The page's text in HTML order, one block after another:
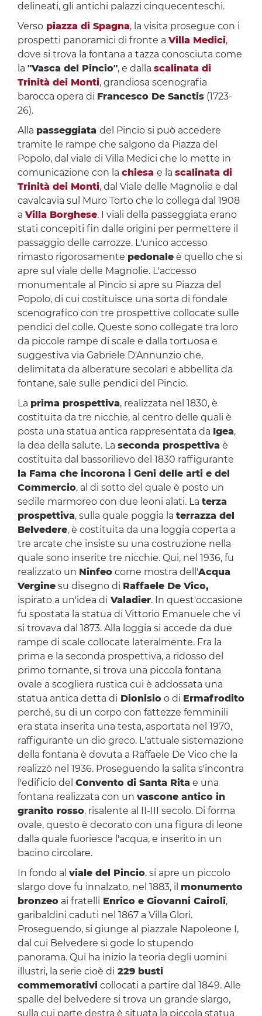
delineati, gli antichi palazzi cinquecenteschi.
Versopiazza di Spagna, la visita prosegue con i
prospetti panoramici di fronte a Villa Medici,
dove si trova la fontana a tazza conosciuta come
la "Vasca del Pincio", e dalla scalinata di
Trinità dei Monti, grandiosa scenografia
barocca opera di Francesco De Sanctis(1723-
26).
Alla passeggiata del Pincio si può accedere
tramite le rampe che salgono da Piazza del
Popolo, dal viale di Villa Medici che lo mette in
comunicazione con la chiesa e la scalinata di
Trinità dei Monti, dal Viale delle Magnolie e dal
cavalcavia sul Muro Torto che lo collega dal 1908
a Villa Borghese. I viali della passeggiata erano
stati concepiti fin dalle origini per permettere il
passaggio delle carrozze. L'unico accesso
rimasto rigorosamente pedonaleè quello che si
apre sul viale delle Magnolie. L'accesso
monumentale al Pincio si apre su Piazza del
Popolo, di cui costituisce una sorta di fondale
scenografico con tre prospettive collocate sulle
pendici del colle. Queste sono collegate tra loro
da piccole rampe di scale e dalla tortuosa e
suggestiva via Gabriele D'Annunzio che,
delimitata da alberature secolari e abbellita da
fontane, sale sulle pendici del Pincio.
La prima prospettiva, realizzata nel 1830, è
costituita da tre nicchie, al centro delle quali è
posta una statua antica rappresentata da Igea,
la dea della salute. La seconda prospettiva è
costituita dal bassorilievo del 1830 raffigurante
la Fama che incorona i Geni delle arti e del
Commercio, al di sotto del quale è posto un
sedile marmoreo con due leoni alati. La terza
prospettiva, sulla quale poggia la terrazza del
Belvedere, è costituita da una loggia coperta a
tre arcate che insiste su una costruzione nella
quale sono inserite tre nicchie. Qui, nel 1936, fu
realizzato un Ninfeocome mostra dell'Acqua
Verginesu disegno di Raffaele De Vico,
ispirato a un'idea di Valadier. In quest'occasione
fu spostata la statua di Vittorio Emanuele che vi
si trovava dal 1873. Alla loggia si accede da due
rampe di scale collocate lateralmente. Fra la
prima e la seconda prospettiva, a ridosso del
primo tornante, si trova una piccola fontana
ovale a scogliera rustica cui è addossata una
statua antica detta di Dionisioo di Ermafrodito
perché, su di un corpo con fattezze femminili
era stata inserita una testa, asportata nel 1970,
raffigurante un dio greco. L'attuale sistemazione
della fontana è dovuta a Raffaele De Vico che la
realizzò nel 1936. Proseguendo la salita s'incontra
l'edificio del Convento di Santa Rita e una
fontana realizzata con un vascone antico in
granito rosso, risalente al II-III secolo. Di forma
ovale, questo è decorato con una figura di leone
dalla quale fuoriesce l'acqua, e inserito in un
bacino circolare.
In fondo al viale del Pincio, si apre un piccolo
slargo dove fu innalzato, nel 1883, il monumento
bronzeoai fratelli Enrico e Giovanni Cairoli,
garibaldini caduti nel 1867 a Villa Glori.
Proseguendo, si giunge al piazzale Napoleone I,
dal cui Belvedere si gode lo stupendo
panorama. Qui ha inizio la teoria degli uomini
illustri, la serie cioè di 229 busti
commemorativicollocati a partire dal 1849. Alle
spalle del belvedere si trova un grande slargo,
sulla cui parte destra è situata la piccola statua